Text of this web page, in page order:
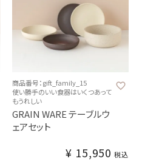
商品番号：gift_family_15
使い勝手のいい食器はいくつあって
もうれしい
GRAIN WARE テーブルウ
ェアセット
¥ 15,950 税込